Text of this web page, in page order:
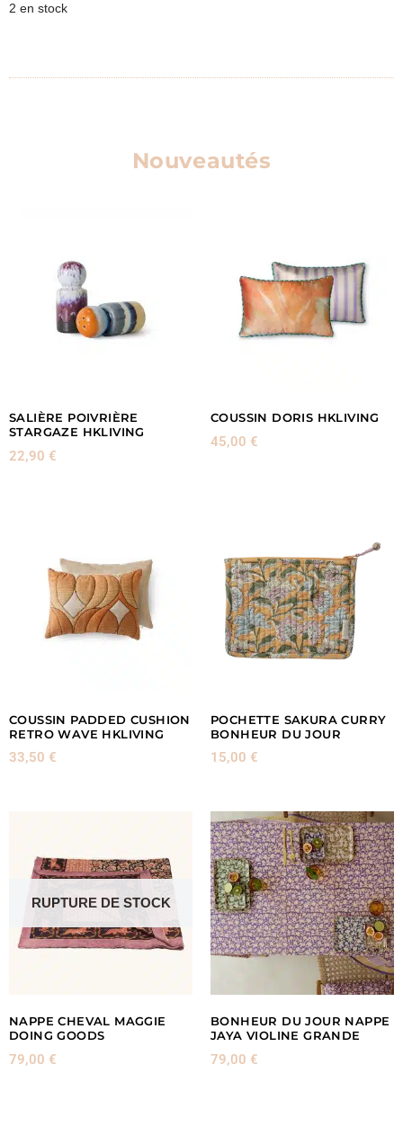
2 en stock
Nouveautés
SALIÈRE POIVRIÈRE
STARGAZE HKLIVING
22,90 €
COUSSIN DORIS HKLIVING
45,00 €
COUSSIN PADDED CUSHION
RETRO WAVE HKLIVING
33,50 €
POCHETTE SAKURA CURRY
BONHEUR DU JOUR
15,00 €
RUPTURE DE STOCK
NAPPE CHEVAL MAGGIE
DOING GOODS
79,00 €
BONHEUR DU JOUR NAPPE
JAYA VIOLINE GRANDE
79,00 €